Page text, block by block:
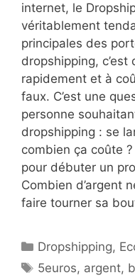
internet, le
véritablement
principales des
dropshipping,
rapidement et à
faux. C’est une
personne
dropshipping : se
combien ça coûte
pour débuter un
Combien d’argent
faire tourner sa
Catégories
Dropshipping,
Étiquettes
5euros, argent,